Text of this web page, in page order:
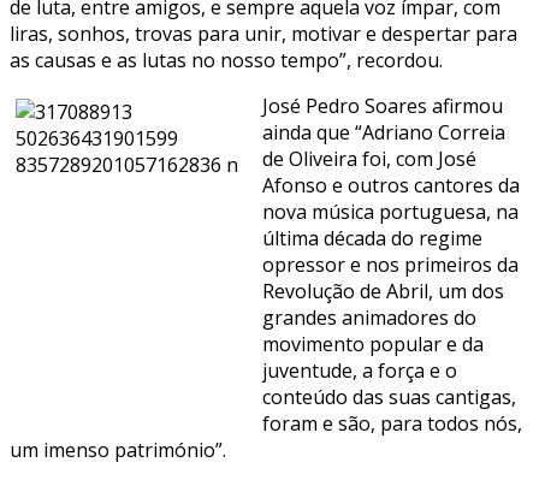
de luta, entre amigos, e sempre aquela voz ímpar, com
liras, sonhos, trovas para unir, motivar e despertar para
as causas e as lutas no nosso tempo”, recordou.
José Pedro Soares afirmou
ainda que “Adriano Correia
de Oliveira foi, com José
Afonso e outros cantores da
nova música portuguesa, na
última década do regime
opressor e nos primeiros da
Revolução de Abril, um dos
grandes animadores do
movimento popular e da
juventude, a força e o
conteúdo das suas cantigas,
foram e são, para todos nós,
um imenso património”.